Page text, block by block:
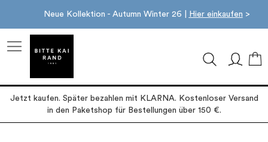
Neue Kollektion - Autumn Winter 26 | Hier einkaufen >
Jetzt kaufen. Später bezahlen mit KLARNA. Kostenloser Versand
in den Paketshop für Bestellungen über 150 €.